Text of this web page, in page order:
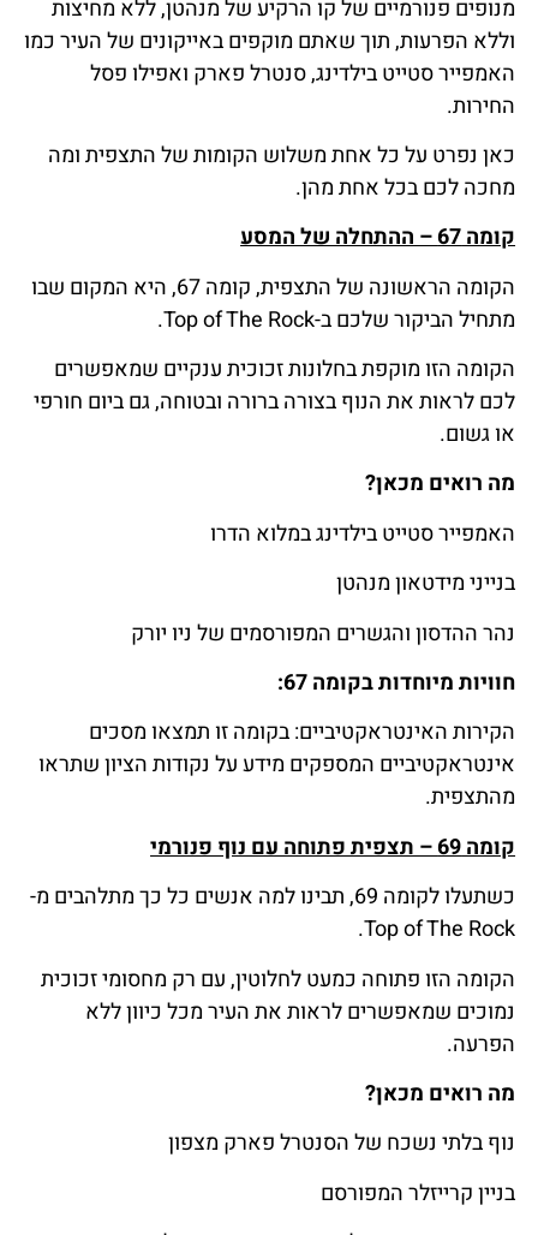
מנופים פנורמיים של קו הרקיע של מנהטן, ללא מחיצות
וללא הפרעות, תוך שאתם מוקפים באייקונים של העיר כמו
האמפייר סטייט בילדינג, סנטרל פארק ואפילו פסל
החירות.
כאן נפרט על כל אחת משלוש הקומות של התצפית ומה
מחכה לכם בכל אחת מהן.
קומה 67 – ההתחלה של המסע
הקומה הראשונה של התצפית, קומה 67, היא המקום שבו
מתחיל הביקור שלכם ב-Top of The Rock.
הקומה הזו מוקפת בחלונות זכוכית ענקיים שמאפשרים
לכם לראות את הנוף בצורה ברורה ובטוחה, גם ביום חורפי
או גשום.
מה רואים מכאן?
האמפייר סטייט בילדינג במלוא הדרו
בנייני מידטאון מנהטן
נהר ההדסון והגשרים המפורסמים של ניו יורק
חוויות מיוחדות בקומה 67:
הקירות האינטראקטיביים: בקומה זו תמצאו מסכים
אינטראקטיביים המספקים מידע על נקודות הציון שתראו
מהתצפית.
קומה 69 – תצפית פתוחה עם נוף פנורמי
כשתעלו לקומה 69, תבינו למה אנשים כל כך מתלהבים מ-
Top of The Rock.
הקומה הזו פתוחה כמעט לחלוטין, עם רק מחסומי זכוכית
נמוכים שמאפשרים לראות את העיר מכל כיוון ללא
הפרעה.
מה רואים מכאן?
נוף בלתי נשכח של הסנטרל פארק מצפון
בניין קרייזלר המפורסם